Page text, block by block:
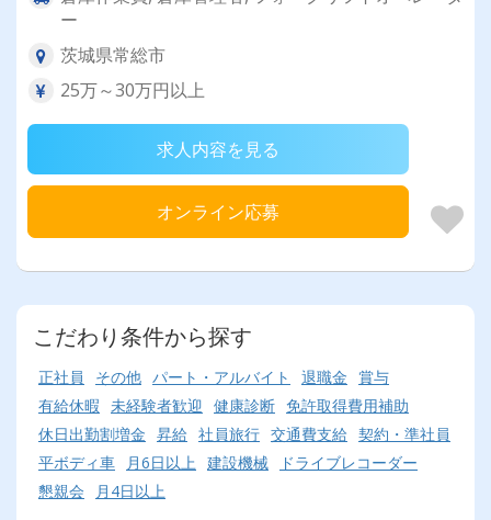
ー
茨城県常総市
25万～30万円以上
求人内容を見る
オンライン応募
こだわり条件から探す
正社員 その他 パート・アルバイト 退職金 賞与
有給休暇 未経験者歓迎 健康診断 免許取得費用補助
休日出勤割増金 昇給 社員旅行 交通費支給 契約・準社員
平ボディ車
月6日以上 建設機械
ドライブレコーダー
懇親会
月4日以上